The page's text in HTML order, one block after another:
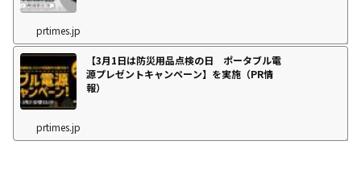
prtimes.jp
【3月1日は防災用品点検の日 ポータブル電
源プレゼントキャンペーン】を実施（PR情
報）
prtimes.jp